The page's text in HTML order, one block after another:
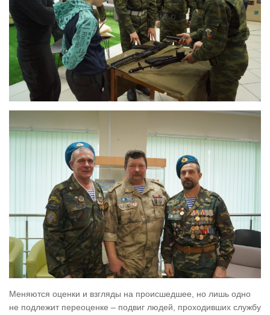
Меняются оценки и взгляды на происшедшее, но лишь одно
не подлежит переоценке – подвиг людей, проходивших службу